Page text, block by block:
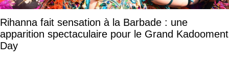
Rihanna fait sensation à la Barbade : une
apparition spectaculaire pour le Grand Kadooment
Day